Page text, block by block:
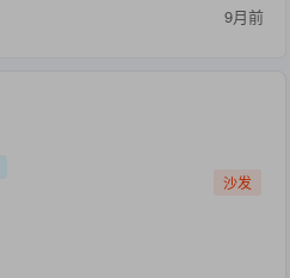
9月前
沙发